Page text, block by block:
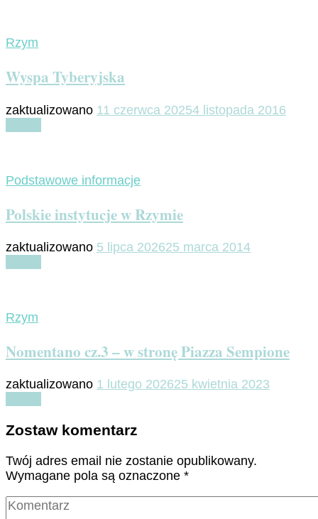
Rzym
Wyspa Tyberyjska
zaktualizowano 11 czerwca 20254 listopada 2016
Podstawowe informacje
Polskie instytucje w Rzymie
zaktualizowano 5 lipca 202625 marca 2014
Rzym
Nomentano cz.3 – w stronę Piazza Sempione
zaktualizowano 1 lutego 202625 kwietnia 2023
Zostaw komentarz
Twój adres email nie zostanie opublikowany.
Wymagane pola są oznaczone *